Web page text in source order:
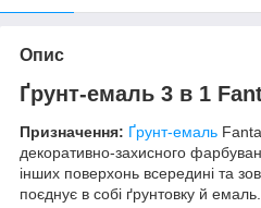
Опис
Ґрунт-емаль 3 в 1
Призначення: Ґрунт-емаль
декоративно-захисного
інших поверхонь всередині та
поєднує в собі ґрунтовку й